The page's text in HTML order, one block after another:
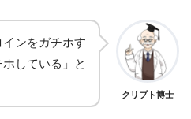
ンをガチホす
している」と
クリプト博士